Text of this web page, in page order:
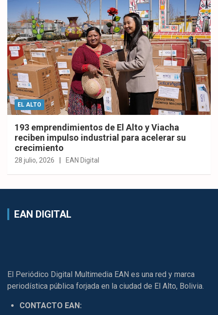
EL ALTO
193 emprendimientos de El Alto y Viacha
reciben impulso industrial para acelerar su
crecimiento
28 julio, 2026 EAN Digital
EAN DIGITAL
El Periódico Digital Multimedia EAN es una red y marca
periodística pública forjada en la ciudad de El Alto, Bolivia.
CONTACTO EAN: